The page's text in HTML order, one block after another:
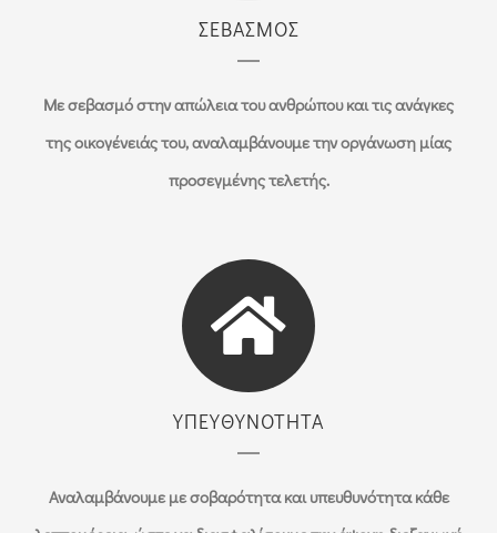
ΣΕΒΑΣΜΟΣ
Με σεβασμό στην απώλεια του ανθρώπου και τις ανάγκες
της οικογένειάς του, αναλαμβάνουμε την οργάνωση μίας
προσεγμένης τελετής.
ΥΠΕΥΘΥΝΟΤΗΤΑ
Αναλαμβάνουμε με σοβαρότητα και υπευθυνότητα κάθε